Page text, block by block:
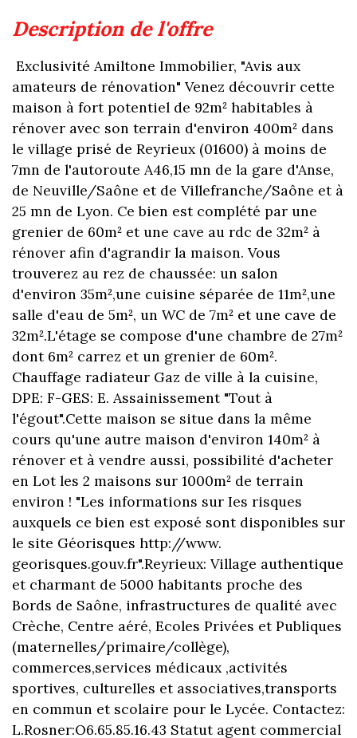
description de l'offre
Exclusivité Amiltone Immobilier, "Avis aux
amateurs de rénovation" Venez découvrir cette
maison à fort potentiel de 92m² habitables à
rénover avec son terrain d'environ 400m² dans
le village prisé de Reyrieux (01600) à moins de
7mn de l'autoroute A46,15 mn de la gare d'Anse,
de Neuville/Saône et de Villefranche/Saône et à
25 mn de Lyon. Ce bien est complété par une
grenier de 60m² et une cave au rdc de 32m² à
rénover afin d'agrandir la maison. Vous
trouverez au rez de chaussée: un salon
d'environ 35m²,une cuisine séparée de 11m²,une
salle d'eau de 5m², un WC de 7m² et une cave de
32m².L'étage se compose d'une chambre de 27m²
dont 6m² carrez et un grenier de 60m².
Chauffage radiateur Gaz de ville à la cuisine,
DPE: F-GES: E. Assainissement "Tout à
l'égout".Cette maison se situe dans la même
cours qu'une autre maison d'environ 140m² à
rénover et à vendre aussi, possibilité d'acheter
en Lot les 2 maisons sur 1000m² de terrain
environ ! "Les informations sur Ies risques
auxquels ce bien est exposé sont disponibles sur
le site Géorisques http://www.
georisques.gouv.fr".Reyrieux: Village authentique
et charmant de 5000 habitants proche des
Bords de Saône, infrastructures de qualité avec
Crèche, Centre aéré, Ecoles Privées et Publiques
(maternelles/primaire/collège),
commerces,services médicaux ,activités
sportives, culturelles et associatives,transports
en commun et scolaire pour le Lycée. Contactez:
L.Rosner:O6.65.85.16.43 Statut agent commercial